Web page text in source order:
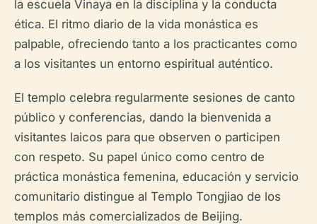
la escuela Vinaya en la disciplina y la conducta
ética. El ritmo diario de la vida monástica es
palpable, ofreciendo tanto a los practicantes como
a los visitantes un entorno espiritual auténtico.
El templo celebra regularmente sesiones de canto
público y conferencias, dando la bienvenida a
visitantes laicos para que observen o participen
con respeto. Su papel único como centro de
práctica monástica femenina, educación y servicio
comunitario distingue al Templo Tongjiao de los
templos más comercializados de Beijing.